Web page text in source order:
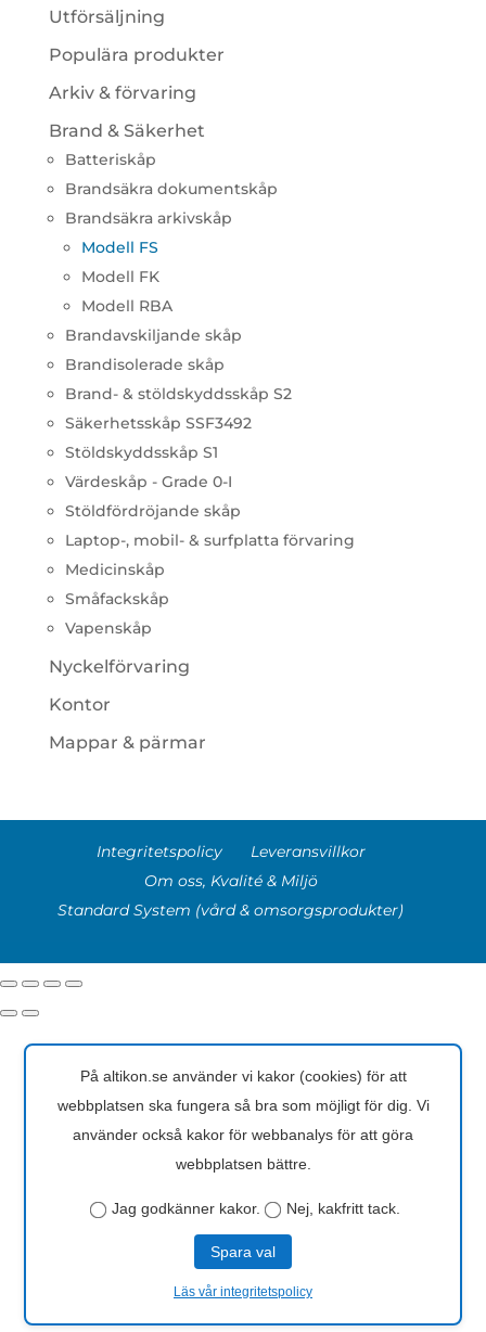
Utförsäljning
Populära produkter
Arkiv & förvaring
Brand & Säkerhet
Batteriskåp
Brandsäkra dokumentskåp
Brandsäkra arkivskåp
Modell FS
Modell FK
Modell RBA
Brandavskiljande skåp
Brandisolerade skåp
Brand- & stöldskyddsskåp S2
Säkerhetsskåp SSF3492
Stöldskyddsskåp S1
Värdeskåp - Grade 0-I
Stöldfördröjande skåp
Laptop-, mobil- & surfplatta förvaring
Medicinskåp
Småfackskåp
Vapenskåp
Nyckelförvaring
Kontor
Mappar & pärmar
Integritetspolicy
Leveransvillkor
Om oss, Kvalité & Miljö
Standard System (vård & omsorgsprodukter)
På altikon.se använder vi kakor (cookies) för att
webbplatsen ska fungera så bra som möjligt för dig. Vi
använder också kakor för webbanalys för att göra
webbplatsen bättre.
Jag godkänner kakor. Nej, kakfritt tack.
Spara val
Läs vår integritetspolicy